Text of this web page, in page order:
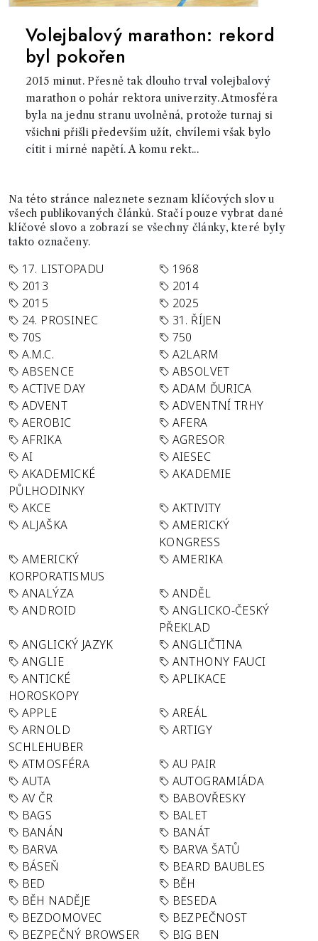
Volejbalový marathon: rekord
byl pokořen
2015 minut. Přesně tak dlouho trval volejbalový
marathon o pohár rektora univerzity. Atmosféra
byla na jednu stranu uvolněná, protože turnaj si
všichni přišli především užít, chvílemi však bylo
cítit i mírné napětí. A komu rekt...
Na této stránce naleznete seznam klíčových slov u
všech publikovaných článků. Stačí pouze vybrat dané
klíčové slovo a zobrazí se všechny články, které byly
takto označeny.
17. LISTOPADU
1968
2013
2014
2015
2025
24. PROSINEC
31. ŘÍJEN
70S
750
A.M.C.
A2LARM
ABSENCE
ABSOLVET
ACTIVE DAY
ADAM ĎURICA
ADVENT
ADVENTNÍ TRHY
AEROBIC
AFERA
AFRIKA
AGRESOR
AI
AIESEC
AKADEMICKÉ
PŮLHODINKY
AKADEMIE
AKCE
AKTIVITY
ALJAŠKA
AMERICKÝ
KONGRESS
AMERICKÝ
KORPORATISMUS
AMERIKA
ANALÝZA
ANDĚL
ANDROID
ANGLICKO-ČESKÝ
PŘEKLAD
ANGLICKÝ JAZYK
ANGLIČTINA
ANGLIE
ANTHONY FAUCI
ANTICKÉ
HOROSKOPY
APLIKACE
APPLE
AREÁL
ARNOLD
SCHLEHUBER
ARTIGY
ATMOSFÉRA
AU PAIR
AUTA
AUTOGRAMIÁDA
AV ČR
BABOVŘESKY
BAGS
BALET
BANÁN
BANÁT
BARVA
BARVA ŠATŮ
BÁSEŇ
BEARD BAUBLES
BED
BĚH
BĚH NADĚJE
BESEDA
BEZDOMOVEC
BEZPEČNOST
BEZPEČNÝ BROWSER
BIG BEN